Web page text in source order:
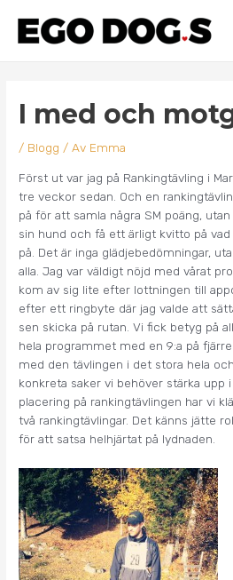
innehåll
I med och
/ Blogg / Av Emma
Först ut var jag på Rankingtävling i
tre veckor sedan. Och en
på för att samla några SM poäng,
sin hund och få ett ärligt kvitto på
på. Det är inga glädjebedömningar,
alla. Jag var väldigt nöjd med vårat
kom av sig lite efter lottningen till
efter ett ringbyte där jag valde att
sen skicka på rutan. Vi fick betyg på
hela programmet med en 9:a på
med den tävlingen i det stora hela
konkreta saker vi behöver stärka upp
placering på rankingtävlingen har vi
två rankingtävlingar. Det känns jätte
för att satsa helhjärtat på lydnaden.